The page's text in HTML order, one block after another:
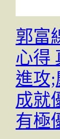
郭富
心得
進攻
成就
有極